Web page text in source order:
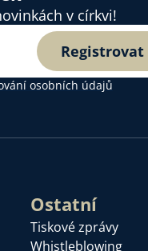
v církvi!
Registrovat
osobních údajů
Ostatní
Tiskové zprávy
Whistleblowing